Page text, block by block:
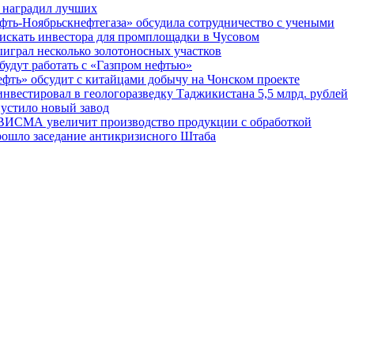
лучших
Ноябрьскнефтегаза» обсудила сотрудничество с учеными
инвестора для промплощадки в Чусовом
несколько золотоносных участков
работать с «Газпром нефтью»
обсудит с китайцами добычу на Чонском проекте
в геологоразведку Таджикистана 5,5 млрд. рублей
новый завод
увеличит производство продукции с обработкой
заседание антикризисного Штаба